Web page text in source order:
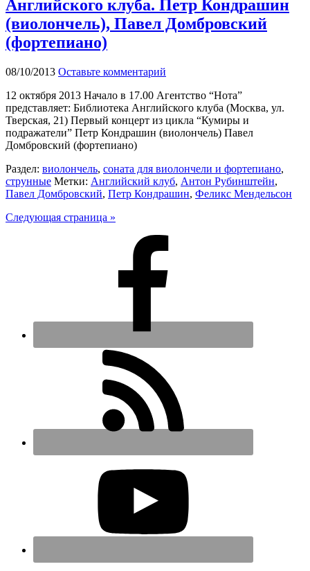
Английского клуба. Петр Кондрашин
(виолончель), Павел Домбровский
(фортепиано)
08/10/2013 Оставьте комментарий
12 октября 2013 Начало в 17.00 Агентство “Нота”
представляет: Библиотека Английского клуба (Москва, ул.
Тверская, 21) Первый концерт из цикла “Кумиры и
подражатели” Петр Кондрашин (виолончель) Павел
Домбровский (фортепиано)
Раздел: виолончель, соната для виолончели и фортепиано,
струнные Метки: Английский клуб, Антон Рубинштейн,
Павел Домбровский, Петр Кондрашин, Феликс Мендельсон
Следующая страница »